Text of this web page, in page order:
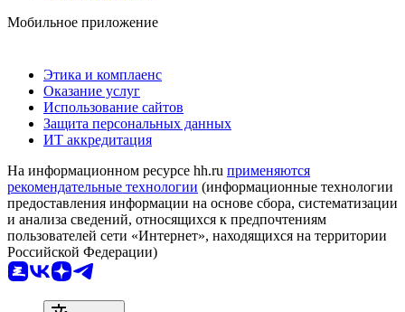
Мобильное приложение
Этика и комплаенс
Оказание услуг
Использование сайтов
Защита персональных данных
ИТ аккредитация
На информационном ресурсе hh.ru применяются
рекомендательные технологии (информационные технологии
предоставления информации на основе сбора, систематизации
и анализа сведений, относящихся к предпочтениям
пользователей сети «Интернет», находящихся на территории
Российской Федерации)